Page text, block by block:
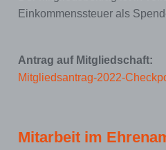
Einkommenssteuer als
Antrag auf Mitgliedschaft:
Mitgliedsantrag-2022-
Mitarbeit im